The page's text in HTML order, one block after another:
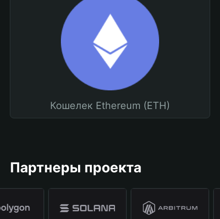
Кошелек Ethereum (ETH)
Партнеры проекта